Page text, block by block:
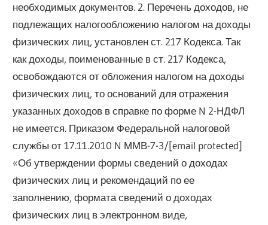
необходимых документов. 2. Перечень доходов, не
подлежащих налогообложению налогом на доходы
физических лиц, установлен ст. 217 Кодекса. Так
как доходы, поименованные в ст. 217 Кодекса,
освобождаются от обложения налогом на доходы
физических лиц, то оснований для отражения
указанных доходов в справке по форме N 2-НДФЛ
не имеется. Приказом Федеральной налоговой
службы от 17.11.2010 N ММВ-7-3/[email protected]
«Об утверждении формы сведений о доходах
физических лиц и рекомендаций по ее
заполнению, формата сведений о доходах
физических лиц в электронном виде,